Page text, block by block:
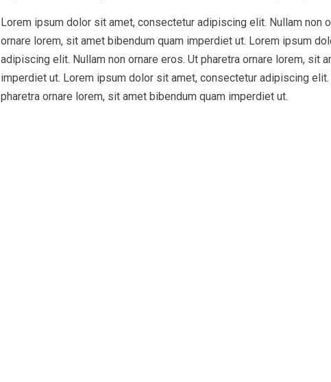
Lorem ipsum dolor sit amet, consectetur adipiscing elit. Nullam non
ornare lorem, sit amet bibendum quam imperdiet ut. Lorem ipsum
adipiscing elit. Nullam non ornare eros. Ut pharetra ornare lorem, sit
imperdiet ut. Lorem ipsum dolor sit amet, consectetur adipiscing elit.
pharetra ornare lorem, sit amet bibendum quam imperdiet ut.